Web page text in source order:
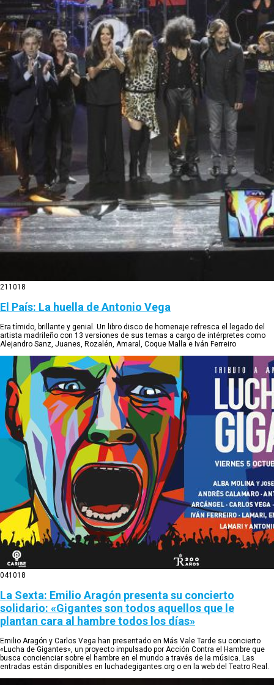
21 1018
El País: La huella de Antonio Vega
Era tímido, brillante y genial. Un libro disco de homenaje refresca el legado del
artista madrileño con 13 versiones de sus temas a cargo de intérpretes como
Alejandro Sanz, Juanes, Rozalén, Amaral, Coque Malla e Iván Ferreiro
041018
La Sexta: Emilio Aragón presenta su concierto
solidario: «Gigantes son todos aquellos que le
plantan cara al hambre todos los días»
Emilio Aragón y Carlos Vega han presentado en Más Vale Tarde su concierto
«Lucha de Gigantes», un proyecto impulsado por Acción Contra el Hambre que
busca concienciar sobre el hambre en el mundo a través de la música. Las
entradas están disponibles en luchadegigantes.org o en la web del Teatro Real.